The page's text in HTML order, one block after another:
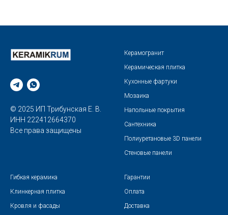
© 2025 ИП Трибунская Е. В.
ИНН 222412664370
Все права защищены
Керамогранит
Керамическая плитка
Кухонные фартуки
Мозаика
Напольные покрытия
Сантехника
Полиуретановые 3D панели
Стеновые панели
Гибкая керамика
Клинкерная плитка
Кровля и фасады
Гарантии
Оплата
Доставка